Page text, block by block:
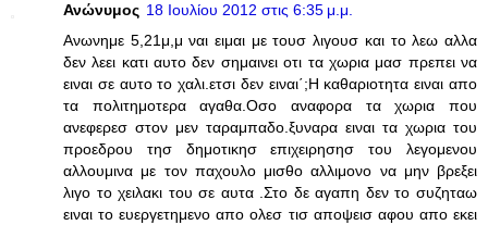
Ανώνυμος 18 Ιουλίου 2012 στις 6:35 μ.μ.
Ανωνημε 5,21μ,μ ναι ειμαι με τουσ λιγουσ και το λεω αλλα
δεν λεει κατι αυτο δεν σημαινει οτι τα χωρια μασ πρεπει να
ειναι σε αυτο το χαλι.ετσι δεν ειναι΄;Η καθαριοτητα ειναι απο
τα πολιτημοτερα αγαθα.Οσο αναφορα τα χωρια που
ανεφερεσ στον μεν ταραμπαδο.ξυναρα ειναι τα χωρια του
προεδρου τησ δημοτικησ επιχειρησησ του λεγομενου
αλλουμινα με τον παχουλο μισθο αλλιμονο να μην βρεξει
λιγο το χειλακι του σε αυτα .Στο δε αγαπη δεν το συζηταω
ειναι το ευεργετημενο απο ολεσ τισ αποψεισ αφου απο εκει